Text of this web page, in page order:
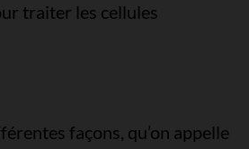
traiter les cellules
façons, qu’on appelle